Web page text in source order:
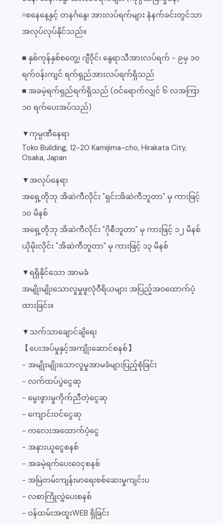
※စနေနေ့နှင့် တနင်္ဂနွေ၊ အားလပ်ရက်များ နံနက်ခင်းတွင်သာ
အလုပ်လုပ်နိုင်သည်။
■ နှစ်ကုန်နှစ်စတွေ့၊ ဂျီဝိုင်၊ နွေရာသီအားလပ်ရက် - ၉မှ ၁၀
ရက်၀န်းကျင် ရက်ရှည်အားလပ်ရက်ရှိသည်
■ အခမဲ့ရက်ရှည်ရက်ရှိသည် (ဝင်ရောက်လျှင် ၆ လအကြာ
၁၀ ရက်ပေးအပ်သည်)
▼ကုမ္ပဏီနေရာ
Toko Building, 12-20 Kamijima-cho, Hirakata City,
Osaka, Japan
▼အလုပ်နေရာ
အရှေ့တိုဘု အိဆဲကီလိုင်း "ရှင်းအိဆဲကီဘူတာ" မှ ကားဖြင့်
၁၀ မိနစ်
အရှေ့တိုဘု အိဆဲကီလိုင်း "ဂိုစီဘူတာ" မှ ကားဖြင့် ၁၂ မိနစ်
ယိုမိုးလိုင်း "အိဆဲကီဘူတာ" မှ ကားဖြင့် ၁၃ မိနစ်
▼ရရှိနိုင်သော အာမခံ
အမျိုးမျိုးသောလူမှုဖူလုံဝီရိယများ အပြည့်အဝထောက်ပံ့
ထားခြင်း။
▼သက်သာချောင်ချိရေး
【ပေးအပ်မှုနှင့်အကျိုးဆောင်စနစ်】
- အမျိုးမျိုးသောလူမှုအာမခံများပြည့်စုံခြင်း
- လက်ထပ်ပွဲငွေဆု
- မွေးဖွားမှုကိုက်ညီတဲ့ငွေဆု
- ကျောင်းဝင်ငွေဆု
- ကလေးအထောက်ပံ့ငွေ
- အနားယူငွေစနစ်
- အခမဲ့ရက်ပေးဝေငှစနစ်
- အမြဲတမ်းကျန်းမာရေးစစ်ဆေးမှုကျင်းပ
- လစာကြိုလွှဲပေးစနစ်
- ဝန်ထမ်းအထူးWEB ရှိခြင်း